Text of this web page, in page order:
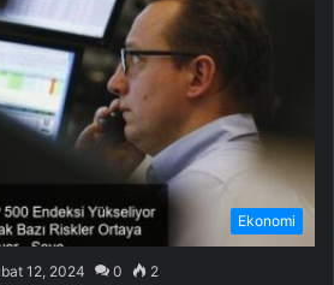
Ekonomi
12, 2024 0 2